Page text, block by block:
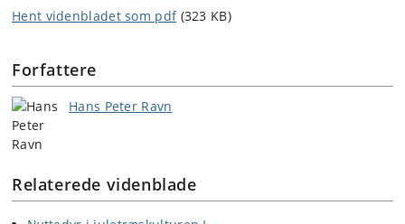
Hent videnbladet som pdf (323 KB)
Forfattere
Hans Peter Ravn
Relaterede videnblade